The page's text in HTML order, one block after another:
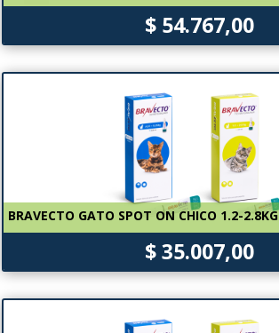
$ 54.767,00
BRAVECTO GATO SPOT ON CHICO 1.2-2.8KG
$ 35.007,00